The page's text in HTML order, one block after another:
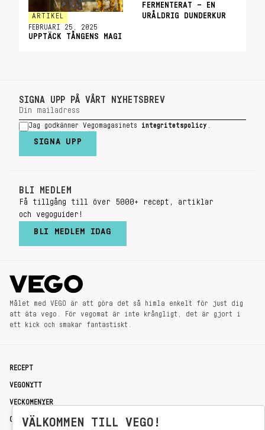
ARTIKEL
FEBRUARI 25, 2025
UPPTÄCK TÅNGENS MAGI
FERMENTERAT – EN
URÅLDRIG DUNDERKUR
SIGNA UPP PÅ VÅRT NYHETSBREV
Jag godkänner Vegomagasinets integritetspolicy
SIGNA UPP
BLI MEDLEM
Få tillgång till över 5000+ recept, artiklar
och vegoguider!
BLI MEDLEM IDAG
Målet med VEGO är att göra det så himla enkelt för just dig
att äta vego. För vegomat är inte krångligt, det är gjort i
ett kick och smakar fantastiskt.
RECEPT
VEGONYTT
VECKOMENYER
OM OSSVÄLKOMMEN TILL VEGO!